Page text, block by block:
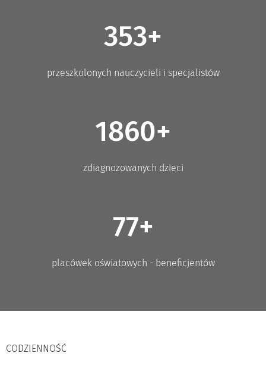
353+
przeszkolonych nauczycieli i specjalistów
1860+
zdiagnozowanych dzieci
77+
placówek oświatowych - beneficjentów
CODZIENNOŚĆ